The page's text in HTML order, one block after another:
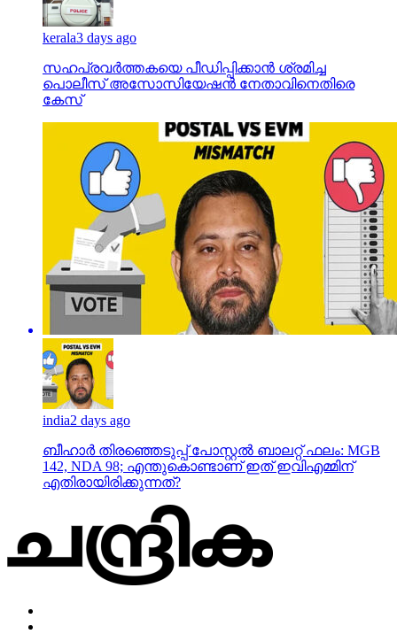
kerala3 days ago
സഹപ്രവര്‍ത്തകയെ പീഡിപ്പിക്കാന്‍ ശ്രമിച്ച
പൊലീസ് അസോസിയേഷന്‍ നേതാവിനെതിരെ
കേസ്
india2 days ago
ബീഹാർ തിരഞ്ഞെടുപ്പ് പോസ്റ്റൽ ബാലറ്റ് ഫലം: MGB
142, NDA 98; എന്തുകൊണ്ടാണ് ഇത് ഇവിഎമ്മിന്
എതിരായിരിക്കുന്നത്?